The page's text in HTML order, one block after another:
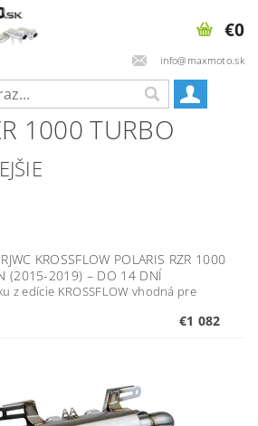
info@maxmoto.sk
€0
1000 TURBO
KROSSFLOW POLARIS RZR 1000
(2015-2019) – DO 14 DNÍ
z edície KROSSFLOW vhodná pre
€1 082